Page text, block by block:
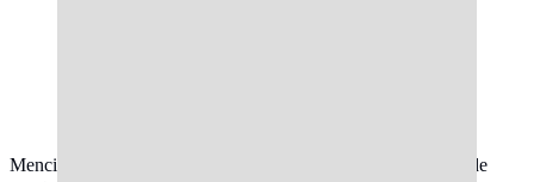
Menciptakan sesuatu dengan tangan atau pikiran adalah metode